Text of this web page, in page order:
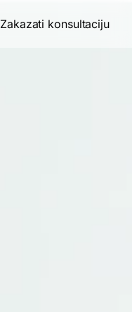
Zakazati konsultaciju